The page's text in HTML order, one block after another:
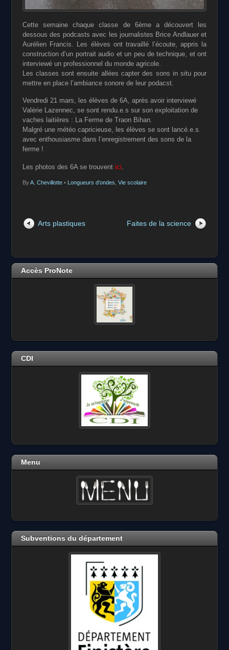
Cette semaine chaque classe de 6ème a découvert les
dessous des podcasts avec les journalistes Brice Andlauer et
Aurélien Francis. Les élèves ont travaillé l’écoute, appris la
construction d’un portrait audio et un peu de technique, et ont
interviewé un professionnel du monde agricole.
Les classes sont ensuite allées capter des sons in situ pour
mettre en place l’ambiance sonore de leur podacst.
Vendredi 21 mars, les élèves de 6A, après avoir interviewé
Valérie Lazennec, se sont rendu.e.s sur son exploitation de
vaches laitières : La Ferme de Traon Bihan.
Malgré une météo capricieuse, les élèves se sont lancé.e.s.
avec enthousiasme dans l’enregistrement des sons de la
ferme !
Les photos des 6A se trouvent ici
ByA. Chevillotte• Longueurs d'ondes Vie scolaire
Arts plastiques Faites de la science
Accès ProNote
CDI
Menu
Subventions du département